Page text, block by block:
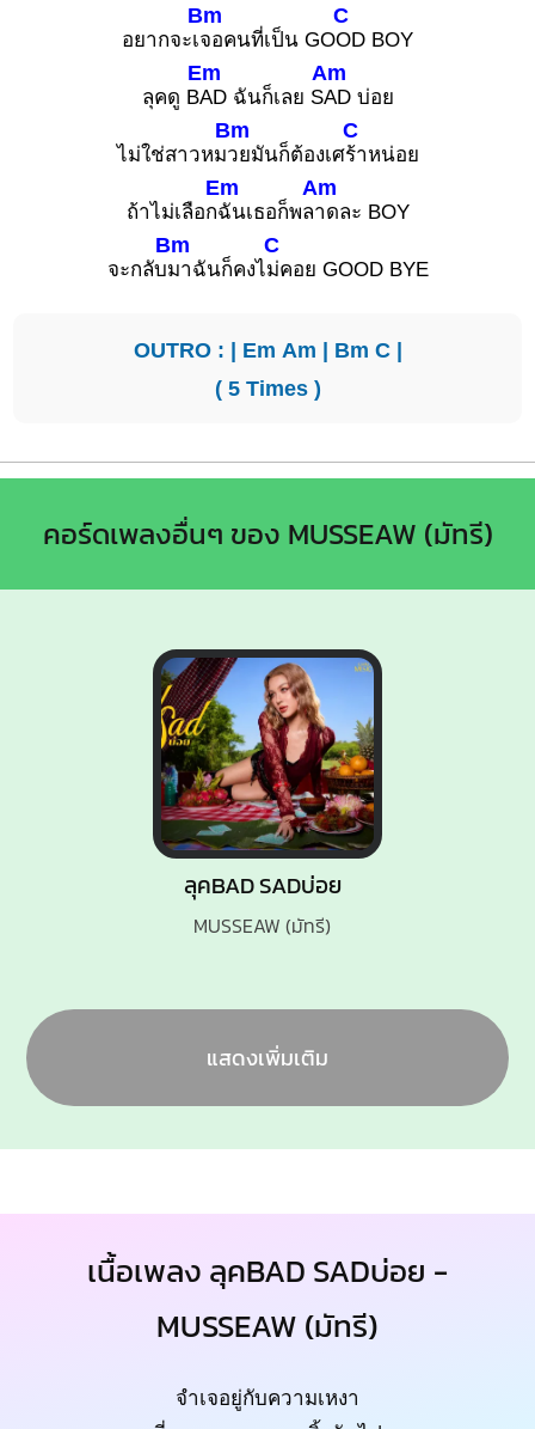
อยากจะเ
Bm
จอคนที่เป็น GO
C
OD BOY
ลุคดู B
Em
AD ฉันก็เลย S
Am
AD บ่อย
ไม่ใช่สาวหม
Bm
วยมันก็ต้องเศ
C
ร้าหน่อย
ถ้าไม่เลือก
Em
ฉันเธอก็พล
Am
าดละ BOY
จะกลับ
Bm
มาฉันก็คงไ
C
ม่คอย GOOD BYE
OUTRO : | Em Am | Bm C|
( 5 Times )
คอร์ดเพลงอื่นๆ ของ MUSSEAW (มัทรี)
ลุคBAD SADบ่อย
MUSSEAW (มัทรี)
แสดงเพิ่มเติม
เนื้อเพลง ลุคBAD SADบ่อย -
MUSSEAW (มัทรี)
จำเจอยู่กับความเหงา